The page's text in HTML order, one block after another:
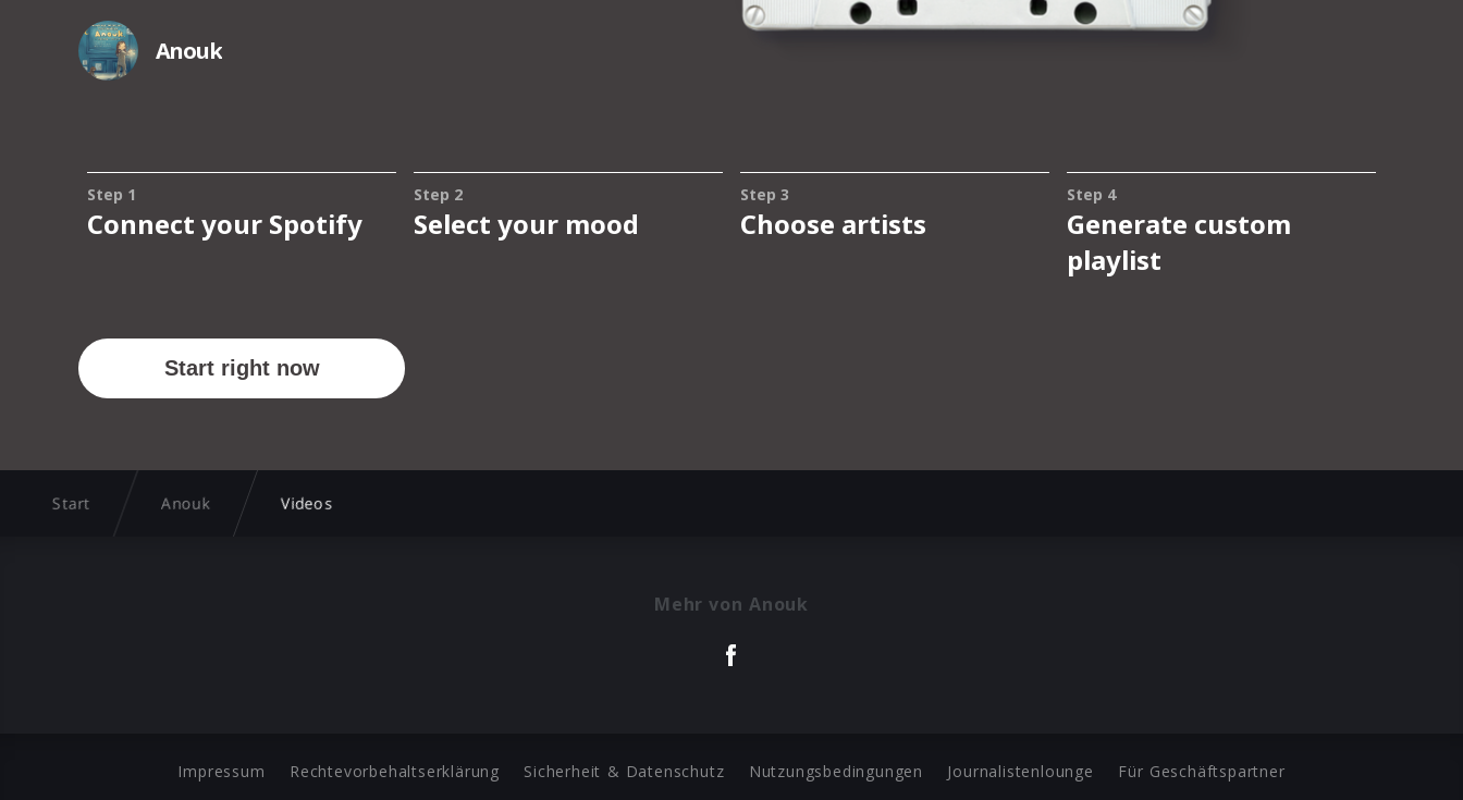
Start Anouk Videos
Mehr von Anouk
Impressum Rechtevorbehaltserklärung Sicherheit & Datenschutz Nutzungsbedingungen Journalistenlounge Für Geschäftspartner